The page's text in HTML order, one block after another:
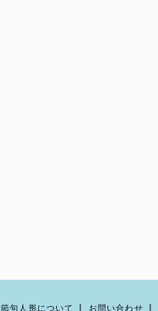
節句人形について お問い合わせ